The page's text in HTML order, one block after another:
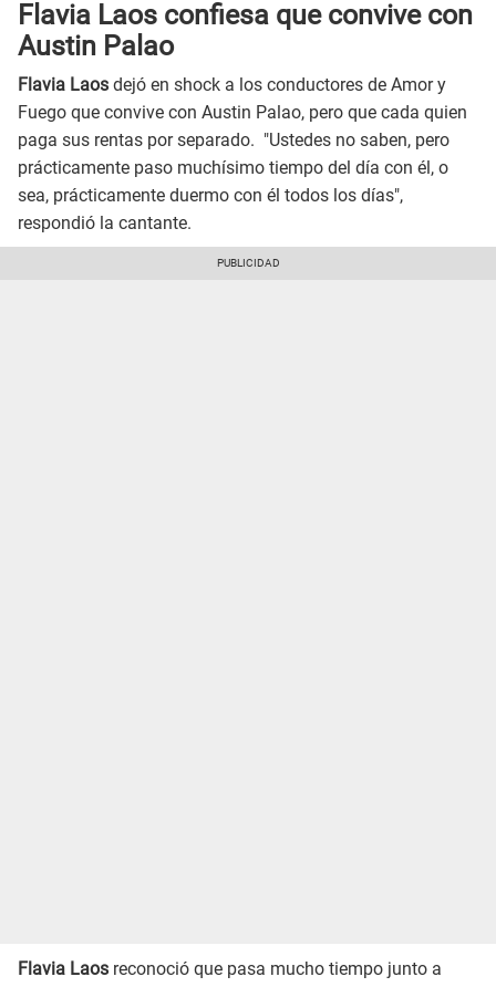
Flavia Laos confiesa que convive con
Austin Palao
Flavia Laos dejó en shock a los conductores de Amor y
Fuego que convive con Austin Palao, pero que cada quien
paga sus rentas por separado. "Ustedes no saben, pero
prácticamente paso muchísimo tiempo del día con él, o
sea, prácticamente duermo con él todos los días",
respondió la cantante.
Flavia Laos reconoció que pasa mucho tiempo junto a